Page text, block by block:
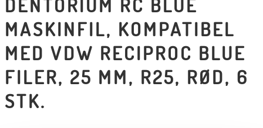
DENTORIUM RC BLUE
MASKINFIL, KOMPATIBEL
MED VDW RECIPROC BLUE
FILER, 25 MM, R25, RØD, 6
STK.